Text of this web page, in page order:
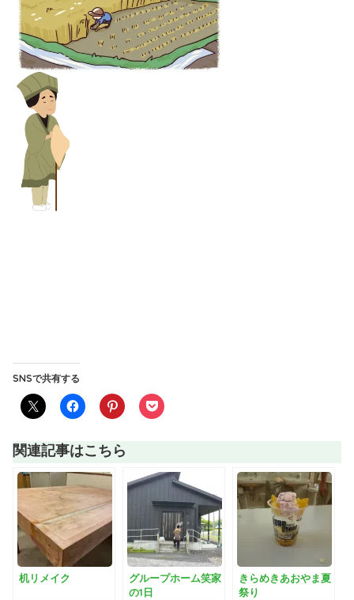
SNSで共有する
関連記事はこちら
机リメイク
グループホーム笑家
の1日
きらめきあおやま夏
祭り